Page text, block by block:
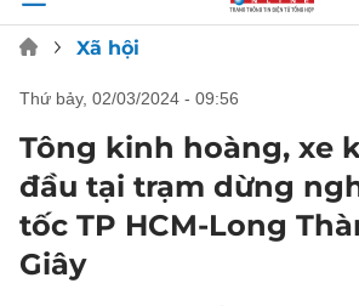
Xã hội
thứ bảy, 02/03/2024 - 09:56
Tông kinh hoàng, xe
đầu tại trạm dừng
tốc TP HCM-Long
Giây